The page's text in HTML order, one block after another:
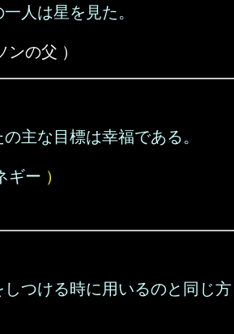
人は星を見た。
ンの父 ）
主な目標は幸福である。
ギー ）
つける時に用いるのと同じ方